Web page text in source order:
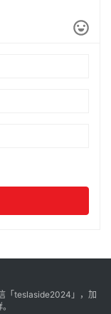
「teslaside2024」，加